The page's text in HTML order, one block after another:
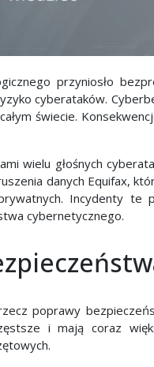
przyniosło
cyberataków.
świecie.
wielu głośnych
danych Equifax,
Incydenty te
cybernetycznego.
poprawy
i mają coraz